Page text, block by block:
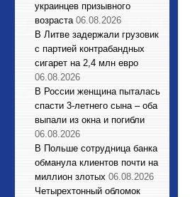
украинцев призывного
возраста 06.08.2026
В Литве задержали грузовик
с партией контрабандных
сигарет на 2,4 млн евро
06.08.2026
В России женщина пыталась
спасти 3-летнего сына – оба
выпали из окна и погибли
06.08.2026
В Польше сотрудница банка
обманула клиентов почти на
миллион злотых 06.08.2026
Четырехтонный обломок